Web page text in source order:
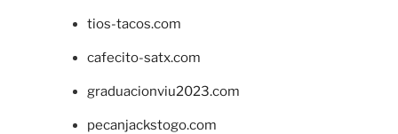
tios-tacos.com
cafecito-satx.com
graduacionviu2023.com
pecanjackstogo.com